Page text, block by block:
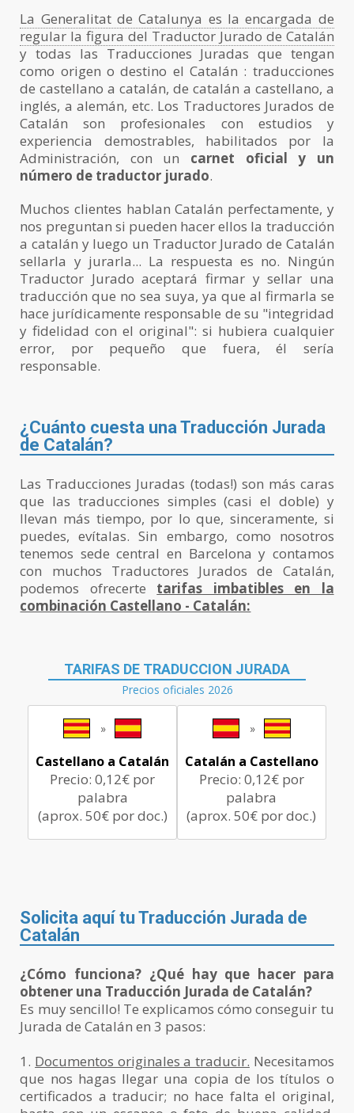
La Generalitat de Catalunya es la encargada de
regular la figura del Traductor Jurado de Catalán
y todas las Traducciones Juradas que tengan
como origen o destino el Catalán : traducciones
de castellano a catalán, de catalán a castellano, a
inglés, a alemán, etc. Los Traductores Jurados de
Catalán son profesionales con estudios y
experiencia demostrables, habilitados por la
Administración, con un carnet oficial y un
número de traductor jurado.
Muchos clientes hablan Catalán perfectamente, y
nos preguntan si pueden hacer ellos la traducción
a catalán y luego un Traductor Jurado de Catalán
sellarla y jurarla... La respuesta es no. Ningún
Traductor Jurado aceptará firmar y sellar una
traducción que no sea suya, ya que al firmarla se
hace jurídicamente responsable de su "integridad
y fidelidad con el original": si hubiera cualquier
error, por pequeño que fuera, él sería
responsable.
¿Cuánto cuesta una Traducción Jurada
de Catalán?
Las Traducciones Juradas (todas!) son más caras
que las traducciones simples (casi el doble) y
llevan más tiempo, por lo que, sinceramente, si
puedes, evítalas. Sin embargo, como nosotros
tenemos sede central en Barcelona y contamos
con muchos Traductores Jurados de Catalán,
podemos ofrecerte tarifas imbatibles en la
combinación Castellano - Catalán:
TARIFAS DE TRADUCCION JURADA
Precios oficiales 2026
»
Castellano a Catalán
Precio: 0,12€ por
palabra
(aprox. 50€ por doc.)
»
Catalán a Castellano
Precio: 0,12€ por
palabra
(aprox. 50€ por doc.)
Solicita aquí tu Traducción Jurada de
Catalán
¿Cómo funciona? ¿Qué hay que hacer para
obtener una Traducción Jurada de Catalán?
Es muy sencillo! Te explicamos cómo conseguir tu
Jurada de Catalán en 3 pasos:
1. Documentos originales a traducir. Necesitamos
que nos hagas llegar una copia de los títulos o
certificados a traducir; no hace falta el original,